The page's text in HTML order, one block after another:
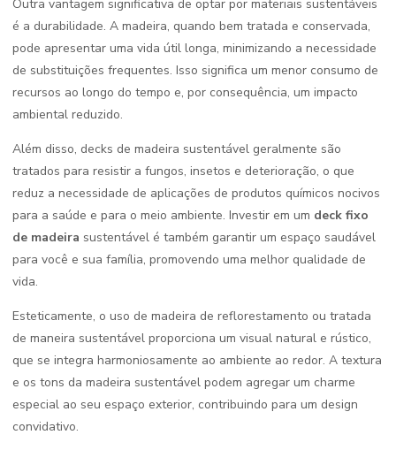
Outra vantagem significativa de optar por materiais sustentáveis
é a durabilidade. A madeira, quando bem tratada e conservada,
pode apresentar uma vida útil longa, minimizando a necessidade
de substituições frequentes. Isso significa um menor consumo de
recursos ao longo do tempo e, por consequência, um impacto
ambiental reduzido.
Além disso, decks de madeira sustentável geralmente são
tratados para resistir a fungos, insetos e deterioração, o que
reduz a necessidade de aplicações de produtos químicos nocivos
para a saúde e para o meio ambiente. Investir em um deck fixo
de madeira sustentável é também garantir um espaço saudável
para você e sua família, promovendo uma melhor qualidade de
vida.
Esteticamente, o uso de madeira de reflorestamento ou tratada
de maneira sustentável proporciona um visual natural e rústico,
que se integra harmoniosamente ao ambiente ao redor. A textura
e os tons da madeira sustentável podem agregar um charme
especial ao seu espaço exterior, contribuindo para um design
convidativo.